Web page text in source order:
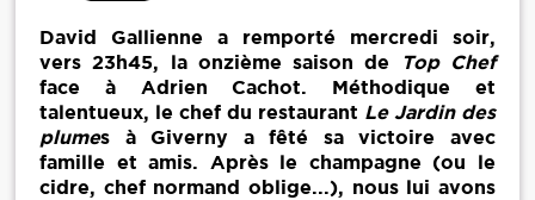
David Gallienne a remporté mercredi soir,
vers 23h45, la onzième saison de
Top Chef
face à Adrien Cachot. Méthodique et
talentueux, le chef du restaurant Le Jardin des
plumes à Giverny a fêté sa victoire avec
famille et amis. Après le champagne (ou le
cidre, chef normand oblige...), nous lui avons